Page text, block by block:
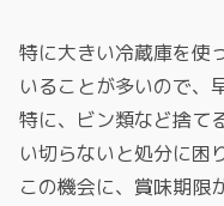
特に大きい冷蔵庫を使
いることが多いので、
特に、ビン類など捨て
い切らないと処分に困
この機会に、賞味期限